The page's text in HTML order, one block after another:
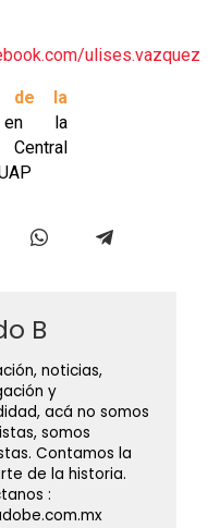
ulises.vazquez
de la
la
B
noticias,
y
acá no somos
somos
Contamos la
de la historia.
: